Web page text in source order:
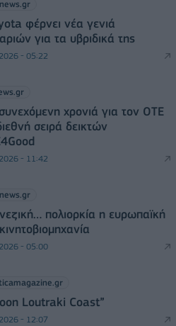
φέρνει νέα γενιά
για τα υβριδικά της
- 05:22
χρονιά για τον ΟΤΕ
σειρά δεικτών
- 11:42
πολιορκία η ευρωπαϊκή
- 05:00
Loutraki Coast”
- 12:07